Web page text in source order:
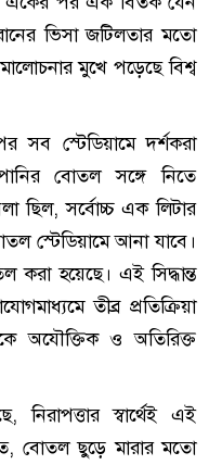
ভিসা জটিলতার মতো
মুখে পড়েছে বিশ্ব
সব স্টেডিয়ামে দর্শকরা
বোতল সঙ্গে নিতে
ছিল, সর্বোচ্চ এক লিটার
স্টেডিয়ামে আনা যাবে।
হয়েছে। এই সিদ্ধান্ত
তীব্র প্রতিক্রিয়া
অযৌক্তিক ও অতিরিক্ত
স্বার্থেই এই
বোতল ছুড়ে মারার মতো